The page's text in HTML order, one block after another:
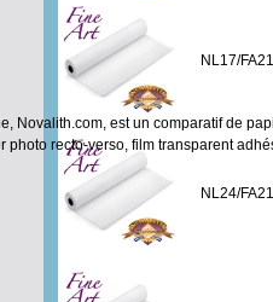
Novalith.com, est un comparatif de
photo recto-verso, film transparent
NL17/
NL24/